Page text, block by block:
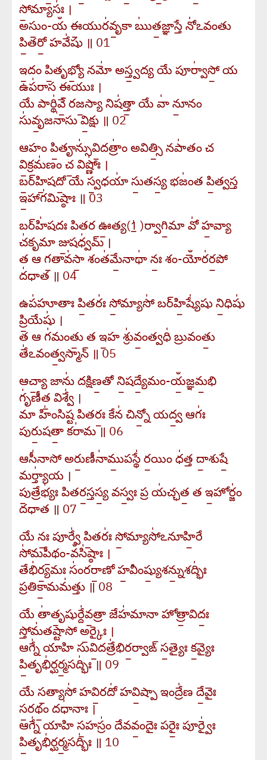
సో॒మ్యాసః॑ ।
అసుం॒-యఀ ఈ॒యుర॑వృ॒కా ఋ॑త॒జ్ఞాస్తే నో॑ఽవంతు
పి॒తరో॒ హవే॑షు ॥ 01
ఇ॒దం పి॒తృభ్యో॒ నమో॑ అస్త్వ॒ద్య యే పూర్వా॑సో॒ య
ఉప॑రాస ఈ॒యుః ।
యే పార్థి॑వే॒ రజ॒స్యా నిష॑త్తా॒ యే వా॑ నూ॒నం
సు॑వృ॒జనా॑సు వి॒క్షు ॥ 02
ఆహం పి॒తౄన్సు॑వి॒దత్రాం॑ అవిత్సి॒ నపా॑తం చ
వి॒క్రమ॑ణం చ॒ విష్ణోః॑ ।
బ॒ర్​హి॒షదో॒ యే స్వ॒ధయా॑ సు॒తస్య॒ భజం॑త పి॒త్వస్త
ఇ॒హాగ॑మిష్ఠాః ॥ 03
బర్​హి॑షదః పితర ఊ॒త్య(1॒॑ )ర్వాగి॒మా వో॑ హ॒వ్యా
చ॑కృమా జు॒షధ్వ॑మ్ ।
త ఆ గ॒తావ॑సా॒ శంత॑మే॒నాథా॑ నః॒ శం-యోఀర॑ర॒పో
ద॑ధాత ॥ 04
ఉప॑హూతాః పి॒తరః॑ సో॒మ్యాసో॑ బర్​హి॒ష్యే॑షు ని॒ధిషు॑
ప్రి॒యేషు॑ ।
త ఆ గ॑మంతు॒ త ఇ॒హ శ్రు॑వం॒త్వధి॑ బ్రువంతు॒
తే॑ఽవంత్వ॒స్మాన్ ॥ 05
ఆచ్యా॒ జాను॑ దక్షిణ॒తో ని॒షద్యే॒మం-యఀ॒జ్ఞమ॒భి
గృ॑ణీత॒ విశ్వే॑ ।
మా హిం॑సిష్ట పితరః॒ కేన॑ చిన్నో॒ యద్వ॒ ఆగః॑
పురు॒షతా॒ కరా॑మ ॥ 06
ఆసీ॑నాసో అరు॒ణీనా॑ము॒పస్థే॑ ర॒యిం ధ॑త్త దా॒శుషే॒
మర్త్యా॑య ।
పు॒త్రేభ్యః॑ పితర॒స్తస్య॒ వస్వః॒ ప్ర య॑చ్ఛత॒ త ఇ॒హోర్జం॑
దధాత ॥ 07
యే నః॒ పూర్వే॑ పి॒తరః॑ సో॒మ్యాసో॑ఽనూహి॒రే
సో॑మపీ॒థం-వఀసి॑ష్ఠాః ।
తేభి॑ర్య॒మః సం॑రరా॒ణో హ॒వీం‍ష్యు॒శన్ను॒శద్భిః॑
ప్రతికా॒మమ॑త్తు ॥ 08
యే తా॑తృ॒షుర్దే॑వ॒త్రా జేహ॑మానా హోత్రా॒విదః॒
స్తోమ॑తష్టాసో అ॒ర్కైః ।
ఆగ్నే॑ యాహి సువి॒దత్రే॑భిర॒ర్వాఙ్‍ స॒త్యైః క॒వ్యైః
పి॒తృభి॑ర్ఘర్మ॒సద్భిః॑ ॥ 09
యే స॒త్యాసో॑ హవి॒రదో॑ హవి॒ష్పా ఇంద్రే॑ణ దే॒వైః
స॒రథం॒ దధా॑నాః ।
ఆగ్నే॑ యాహి స॒హస్రం॑ దేవవం॒దైః పరైః॒ పూర్వైః॑
పి॒తృభి॑ర్ఘర్మ॒సద్భిః॑ ॥ 10